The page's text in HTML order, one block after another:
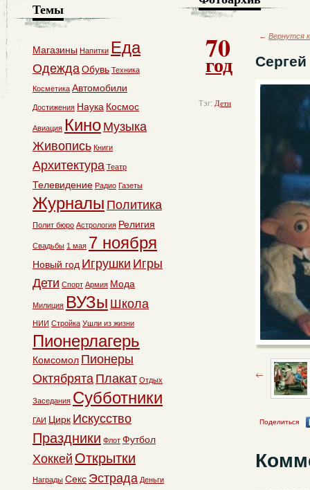
70
год
Тэг: Дети
← Вернутся
Поделиться
Темы
Магазины Напитки Еда
ОдеждаОбувь Техника
Косметика Автомобили
Достижения Наука Космос
Авиация Кино Музыка
Живопись Книги
Архитектура Театр
Телевидение Радио Газеты
Журналы Политика
Полит бюро Астрология Религия
Свадьбы 1 мая 7 ноября
Новый год Игрушки Игры
Дети Спорт Армия Мода
Милиция ВУЗы Школа
НИИ Стройка Ушли из жизни
Пионерлагерь
Комсомол Пионеры
Октябрята Плакат Отдых
Заседания Субботники
ГАИ Цирк Искусство
Праздники Флот Футбол
Хоккей Открытки
Награды Секс Эстрада Деньги